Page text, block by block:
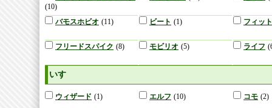
(10)
バモスホビオ (11) ビート (1) フィット
フリードスパイク (8) モビリオ (5) ライフ
いすゞ
ウィザード (1) エルフ (10) コモ (2)